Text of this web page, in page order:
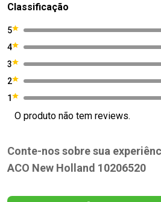
Classificação
5
4
3
2
1
O produto não tem reviews.
Conte-nos sobre sua
ACO New Holland 10206520